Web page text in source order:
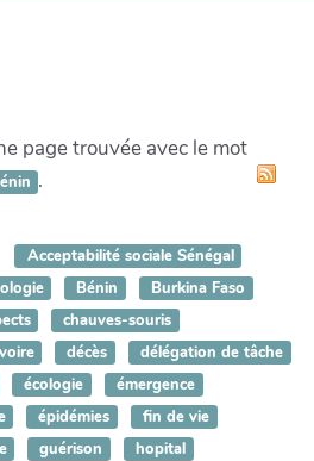
page trouvée avec le mot
.
Acceptabilité sociale Sénégal
Bénin
Burkina Faso
chauves-souris
décès
délégation de tâche
écologie
émergence
épidémies
fin de vie
guérison
hopital